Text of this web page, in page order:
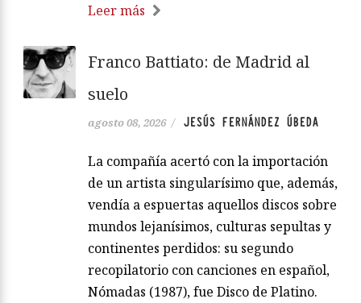
Leer más
Franco Battiato: de Madrid al
suelo
agosto 08, 2026 / JESÚS FERNÁNDEZ ÚBEDA
La compañía acertó con la importación
de un artista singularísimo que, además,
vendía a espuertas aquellos discos sobre
mundos lejanísimos, culturas sepultas y
continentes perdidos: su segundo
recopilatorio con canciones en español,
Nómadas (1987), fue Disco de Platino.